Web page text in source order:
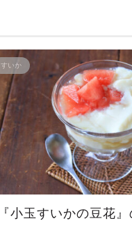
すいか
『小玉すいかの豆花